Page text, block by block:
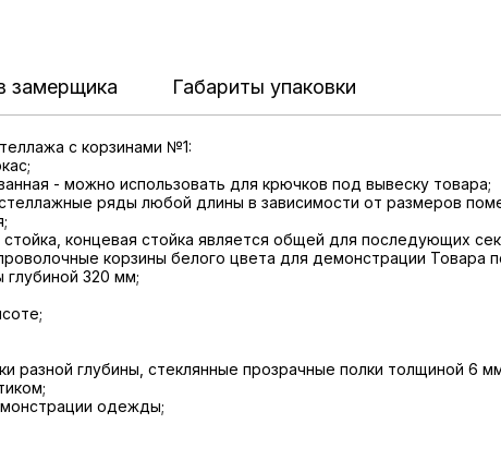
замерщика Габариты упаковки
с корзинами №1:
- можно использовать для крючков под вывеску товара;
ряды любой длины в зависимости от размеров
концевая стойка является общей для последующих
корзины белого цвета для демонстрации Товара
глубиной 320 мм;
разной глубины, стеклянные прозрачные полки толщиной 6
одежды;